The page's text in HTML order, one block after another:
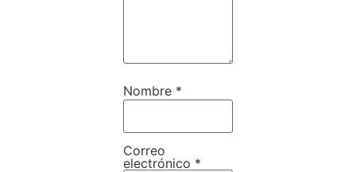
Nombre *
Correo
electrónico *